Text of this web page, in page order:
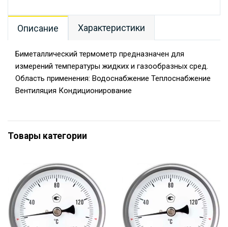
Описание Характеристики
Биметаллический термометр предназначен для
измерений температуры жидких и газообразных сред.
Область применения: Водоснабжение Теплоснабжение
Вентиляция Кондиционирование
Товары категории